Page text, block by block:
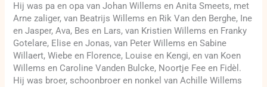
Hij was pa en opa van Johan Willems en Anita Smeets, met
Arne zaliger, van Beatrijs Willems en Rik Van den Berghe, Ine
en Jasper, Ava, Bes en Lars, van Kristien Willems en Franky
Gotelare, Elise en Jonas, van Peter Willems en Sabine
Willaert, Wiebe en Florence, Louise en Kengi, en van Koen
Willems en Caroline Vanden Bulcke, Noortje Fee en Fidèl.
Hij was broer, schoonbroer en nonkel van Achille Willems